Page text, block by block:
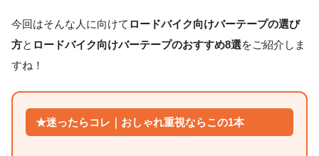
今回はそんな人に向けて ロードバイク向けバーテープの選び
方と ロードバイク向けバーテープのおすすめ8選をご紹介しま
すね！
★迷ったらコレ｜おしゃれ重視ならこの1本